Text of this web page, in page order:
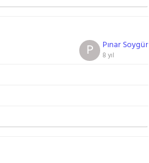
Pınar Soygür
8 yıl
P